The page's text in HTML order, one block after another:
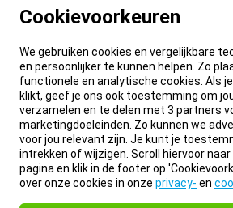
Cookievoorkeuren
We gebruiken cookies en vergelijkbare
en persoonlijker te kunnen helpen. Zo
functionele en analytische cookies. Als je
klikt, geef je ons ook toestemming om
verzamelen en te delen met 3 partners
marketingdoeleinden. Zo kunnen we
voor jou relevant zijn. Je kunt je
intrekken of wijzigen. Scroll hiervoor
pagina en klik in de footer op
over onze cookies in onze privacy- en